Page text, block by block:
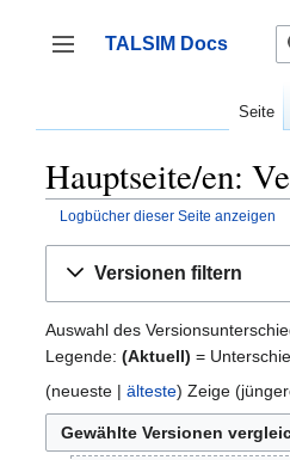
springen
Seitenleiste umschalten
TALSIM Docs
Seite
Hauptseite/en:
Logbücher dieser Seite anzeigen
Versionen filtern
Auswahl des
Legende: (Aktuell) =
(neueste | älteste) Zeige